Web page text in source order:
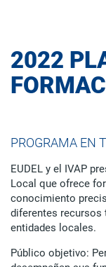
2022
PROGRAMA EN
EUDEL y el IVAP
Local que ofrece
conocimiento
diferentes recursos
entidades locales.
Público objetivo: